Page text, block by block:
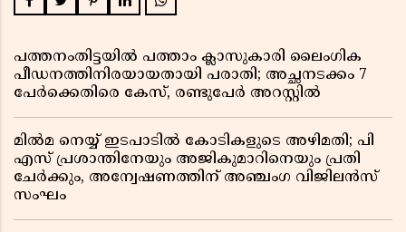
പത്തനംതിട്ടയിൽ പത്താം ക്ലാസുകാരി ലൈംഗിക
പീഡനത്തിനിരയായതായി പരാതി; അച്ഛനടക്കം 7
പേർക്കെതിരെ കേസ്, രണ്ടുപേർ അറസ്റ്റിൽ
മിൽമ നെയ്യ് ഇടപാടിൽ കോടികളുടെ അഴിമതി; പി
എസ് പ്രശാന്തിനേയും അജികുമാറിനെയും പ്രതി
ചേർക്കും, അന്വേഷണത്തിന് അഞ്ചംഗ വിജിലൻസ്
സംഘം